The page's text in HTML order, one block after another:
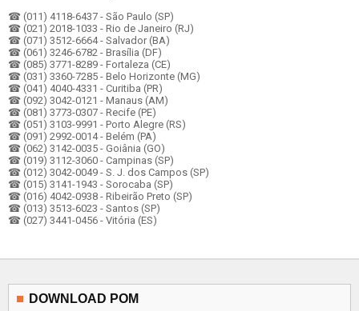
☎ (011) 4118-6437 - São Paulo (SP)
☎ (021) 2018-1033 - Rio de Janeiro (RJ)
☎ (071) 3512-6664 - Salvador (BA)
☎ (061) 3246-6782 - Brasília (DF)
☎ (085) 3771-8289 - Fortaleza (CE)
☎ (031) 3360-7285 - Belo Horizonte (MG)
☎ (041) 4040-4331 - Curitiba (PR)
☎ (092) 3042-0121 - Manaus (AM)
☎ (081) 3773-0307 - Recife (PE)
☎ (051) 3103-9991 - Porto Alegre (RS)
☎ (091) 2992-0014 - Belém (PA)
☎ (062) 3142-0035 - Goiânia (GO)
☎ (019) 3112-3060 - Campinas (SP)
☎ (012) 3042-0049 - S. J. dos Campos (SP)
☎ (015) 3141-1943 - Sorocaba (SP)
☎ (016) 4042-0938 - Ribeirão Preto (SP)
☎ (013) 3513-6023 - Santos (SP)
☎ (027) 3441-0456 - Vitória (ES)
DOWNLOAD POM